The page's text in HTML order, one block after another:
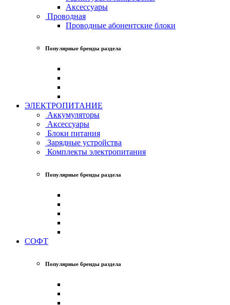
Аксессуары
Проводная
Проводные абонентские блоки
Популярные бренды раздела
ЭЛЕКТРОПИТАНИЕ
Аккумуляторы
Аксессуары
Блоки питания
Зарядные устройства
Комплекты электропитания
Популярные бренды раздела
СОФТ
Популярные бренды раздела